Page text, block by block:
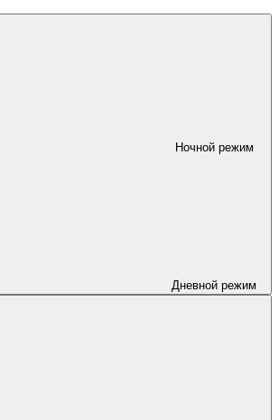
Ночной режим
Дневной режим